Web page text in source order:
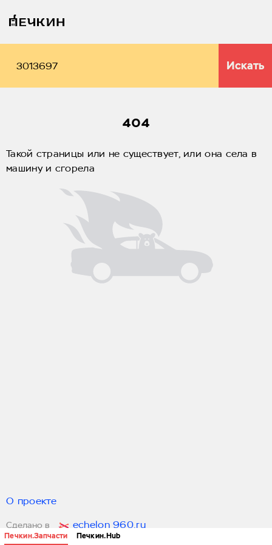
Печкин.Запчасти Печкин.Hub
Искать
404
Такой страницы или не существует, или она села в
машину и сгорела
О проекте
Сделано в echelon 960.ru